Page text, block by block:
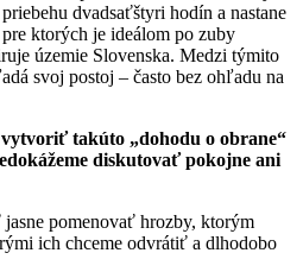
dvadsaťštyri hodín a nastane
ktorých je ideálom po zuby
územie Slovenska. Medzi týmito
svoj postoj – často bez ohľadu na
vytvoriť takúto „dohodu o obrane“
diskutovať pokojne ani
pomenovať hrozby, ktorým
ich chceme odvrátiť a dlhodobo